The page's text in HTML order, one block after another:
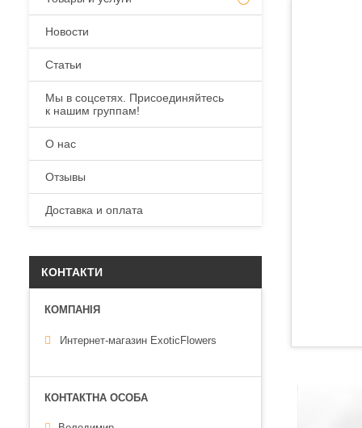
Новости
Статьи
Мы в соцсетях. Присоединяйтесь
к нашим группам!
О нас
Отзывы
Доставка и оплата
КОНТАКТИ
Интернет-магазин ExoticFlowers